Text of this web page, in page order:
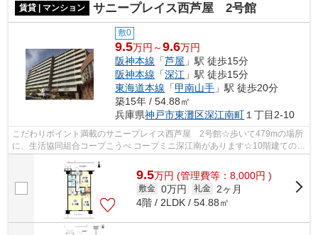
賃貸 | マンション サニープレイス西芦屋 2号館
敷0
9.5万円～9.6万円
阪神本線 「芦屋 」駅 徒歩15分
阪神本線 「深江 」駅 徒歩15分
東海道本線 「甲南山手 」駅 徒歩20分
築15年 / 54.88㎡
兵庫県神戸市東灘区深江南町１丁目2-10
こだわりポイント満載のサニープレイス西芦屋 2号館☆歩いて479mの場所
に、生活協同組合コープこうべ コープミニ深江南があります☆10階建ての物
9.5万円 (管理費等：8,000円 )
敷金 0万円 礼金
2ヶ月
4階 / 2LDK / 54.88㎡